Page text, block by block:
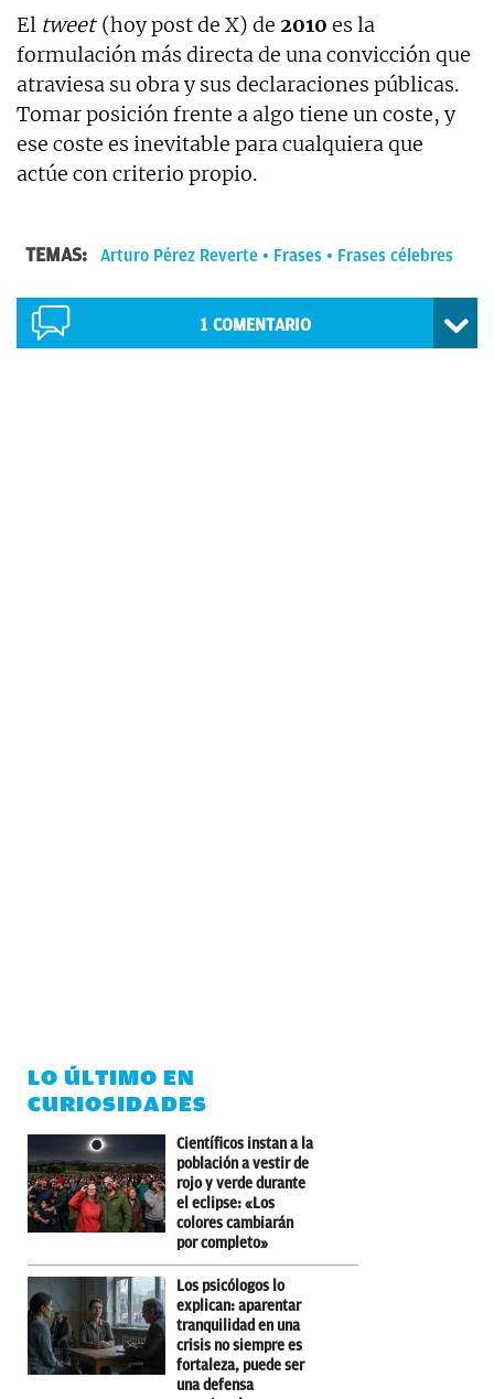
El tweet(hoy post de X) de 2010 es la
formulación más directa de una convicción que
atraviesa su obra y sus declaraciones públicas.
Tomar posición frente a algo tiene un coste, y
ese coste es inevitable para cualquiera que
actúe con criterio propio.
TEMAS: Arturo Pérez Reverte Frases Frases célebres
1 COMENTARIO
LO ÚLTIMO EN
CURIOSIDADES
Científicos instan a la
población a vestir de
rojo y verde durante
el eclipse: «Los
colores cambiarán
por completo»
Los psicólogos lo
explican: aparentar
tranquilidad en una
crisis no siempre es
fortaleza, puede ser
una defensa